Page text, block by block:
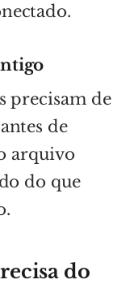
precisam de
de
arquivo
do que
do